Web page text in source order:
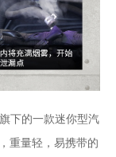
下的一款迷你型汽
重量轻，易携带的